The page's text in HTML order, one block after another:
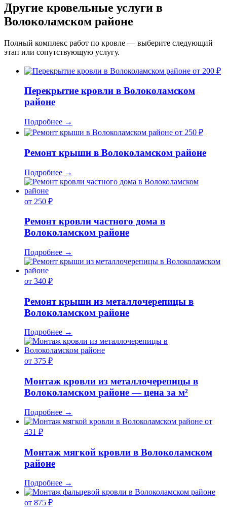
Другие кровельные услуги в
Волоколамском районе
Полный комплекс работ по кровле — выберите следующий
этап или сопутствующую услугу.
от 200 ₽
Перекрытие кровли в Волоколамском
районе
Подробнее →
от 250 ₽
Ремонт крыши в Волоколамском районе
Подробнее →
от 250 ₽
Ремонт кровли частного дома в
Волоколамском районе
Подробнее →
от 340 ₽
Ремонт крыши из металлочерепицы в
Волоколамском районе
Подробнее →
от 375 ₽
Монтаж кровли из металлочерепицы в
Волоколамском районе — цена за м²
Подробнее →
от
431 ₽
Монтаж мягкой кровли в Волоколамском
районе
Подробнее →
от 875 ₽